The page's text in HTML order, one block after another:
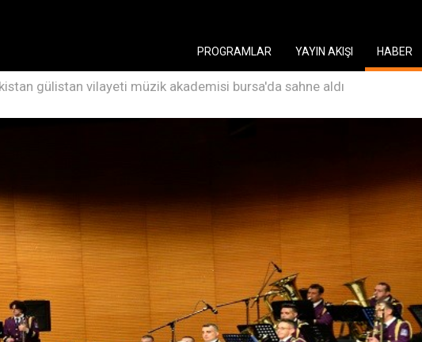
PROGRAMLAR
YAYIN AKIŞI HABER
gülistan vilayeti müzik akademisi bursa'da sahne aldı